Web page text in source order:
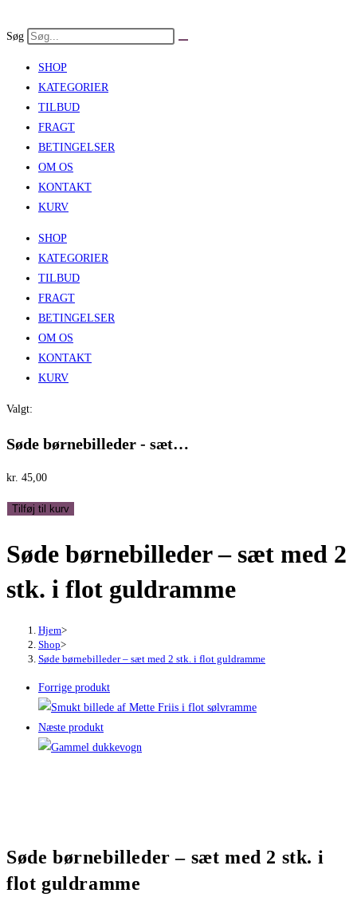
to
Søg
SHOP
KATEGORIER
TILBUD
FRAGT
BETINGELSER
OM OS
KONTAKT
KURV
SHOP
KATEGORIER
TILBUD
FRAGT
BETINGELSER
OM OS
KONTAKT
KURV
Valgt:
Søde børnebilleder - sæt…
kr. 45,00
Søde
-
med
guldramme
Tilføj til kurv
Søde børnebilleder – sæt med 2
stk. i flot guldramme
Hjem>
Shop>
Søde børnebilleder – sæt med 2 stk. i flot guldramme
Forrige produkt
Næste produkt
Søde børnebilleder – sæt med 2 stk. i
flot guldramme